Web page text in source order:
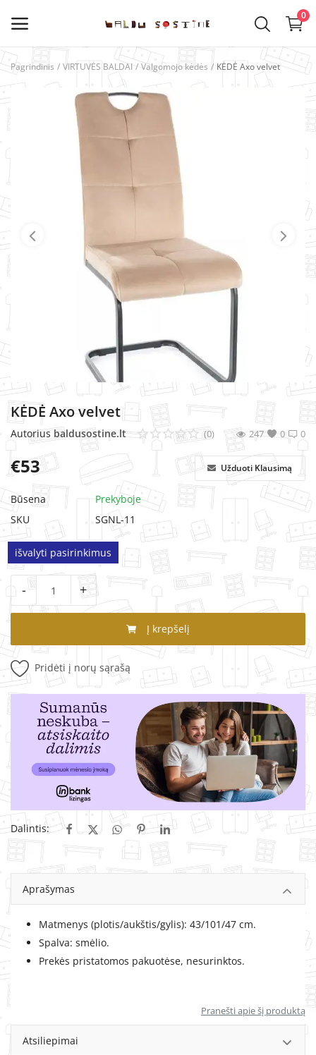
0
Kategorijos
Pagrindinis meniu
VIRTUVĖS BALDAI
SVETAINĖS BALDAI
VAIKŲ KAMBARIO BALDAI
MIEGAMOJO BALDAI
PRIEŠKAMBARIO BALDAI
Pagrindinis VIRTUVĖS BALDAI Valgomojo kėdės KĖDĖ Axo velvet
KĖDĖ Axo velvet
Autorius baldusostine.lt 0
(0) 0
247
€53 Užduoti Klausimą
Būsena
Prekyboje
SKU
SGNL-11
išvalyti pasirinkimus
- +
Į krepšelį
Pridėti į norų sąrašą
Dalintis:
Aprašymas
Matmenys (plotis/aukštis/gylis): 43/101/47 cm.
Spalva: smėlio.
Prekės pristatomos pakuotėse, nesurinktos.
Pranešti apie šį produktą
Atsiliepimai